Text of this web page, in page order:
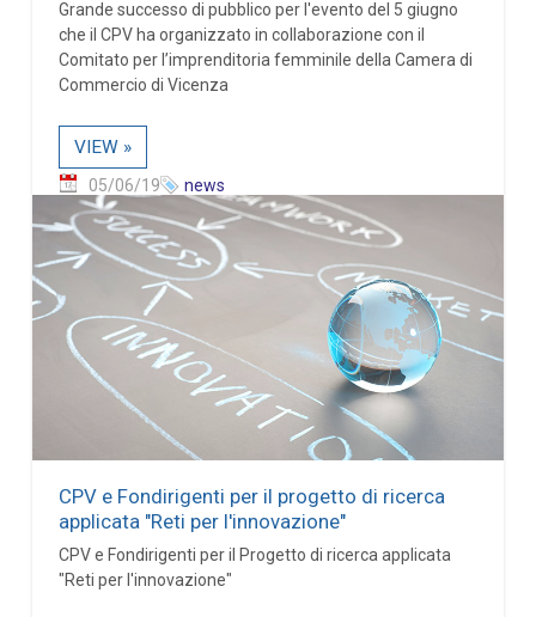
Grande successo di pubblico per l'evento del 5 giugno
che il CPV ha organizzato in collaborazione con il
Comitato per l’imprenditoria femminile della Camera di
Commercio di Vicenza
VIEW »
05/06/19 news
CPV e Fondirigenti per il progetto di ricerca
applicata "Reti per l'innovazione"
CPV e Fondirigenti per il Progetto di ricerca applicata
"Reti per l'innovazione"